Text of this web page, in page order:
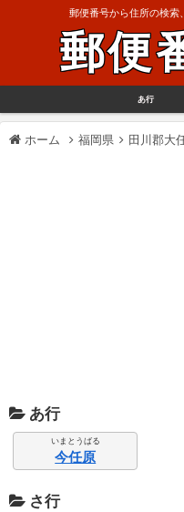
郵便番号から住所の検索
郵便
あ行
ホーム 福岡県 田川郡大
あ行
いまとうばる
今任原
さ行